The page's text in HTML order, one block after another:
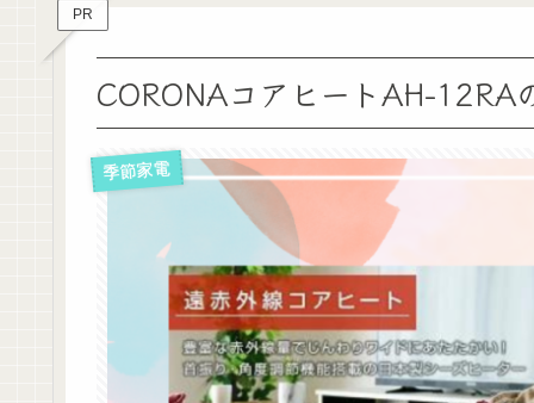
PR
CORONAコアヒートAH-
季節家電